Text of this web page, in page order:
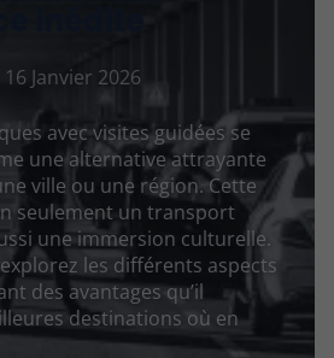
inédite
Janvier 2026
avec visites guidées se
une alternative attrayante
ville ou une région. Cette
seulement un transport
une immersion culturelle.
les différents aspects
des avantages qu’il
destinations où en